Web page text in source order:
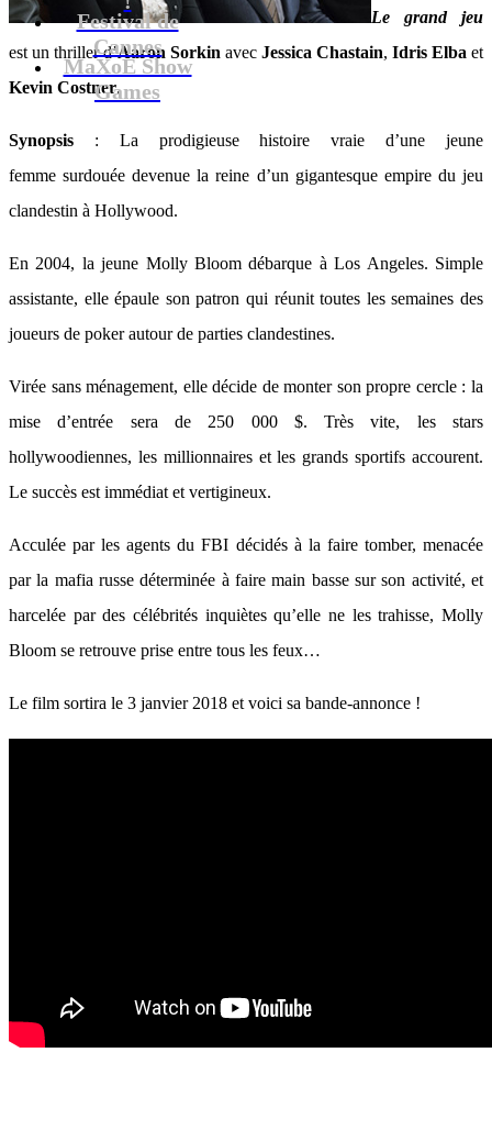
Festival de
Cannes
MaXoE Show
Games
Le grand jeu
est un thriller d’Aaron Sorkin avec Jessica Chastain, Idris Elba et
Kevin Costner.
Synopsis : La prodigieuse histoire vraie d’une jeune
femme surdouée devenue la reine d’un gigantesque empire du jeu
clandestin à Hollywood.
En 2004, la jeune Molly Bloom débarque à Los Angeles. Simple
assistante, elle épaule son patron qui réunit toutes les semaines des
joueurs de poker autour de parties clandestines.
Virée sans ménagement, elle décide de monter son propre cercle : la
mise d’entrée sera de 250 000 $. Très vite, les stars
hollywoodiennes, les millionnaires et les grands sportifs accourent.
Le succès est immédiat et vertigineux.
Acculée par les agents du FBI décidés à la faire tomber, menacée
par la mafia russe déterminée à faire main basse sur son activité, et
harcelée par des célébrités inquiètes qu’elle ne les trahisse, Molly
Bloom se retrouve prise entre tous les feux…
Le film sortira le 3 janvier 2018 et voici sa bande-annonce !